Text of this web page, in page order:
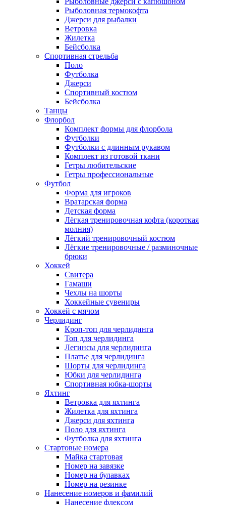
Рыболовная термокофта
Джерси для рыбалки
Ветровка
Жилетка
Бейсболка
Спортивная стрельба
Поло
Футболка
Джерси
Спортивный костюм
Бейсболка
Танцы
Флорбол
Комплект формы для флорбола
Футболки
Футболки с длинным рукавом
Комплект из готовой ткани
Гетры любительские
Гетры профессиональные
Футбол
Форма для игроков
Вратарская форма
Детская форма
Лёгкая тренировочная кофта (короткая
молния)
Лёгкий тренировочный костюм
Лёгкие тренировочные / разминочные
брюки
Хоккей
Свитера
Гамаши
Чехлы на шорты
Хоккейные сувениры
Хоккей с мячом
Черлидинг
Кроп-топ для черлидинга
Топ для черлидинга
Легинсы для черлидинга
Платье для черлидинга
Шорты для черлидинга
Юбки для черлидинга
Спортивная юбка-шорты
Яхтинг
Ветровка для яхтинга
Жилетка для яхтинга
Джерси для яхтинга
Поло для яхтинга
Футболка для яхтинга
Стартовые номера
Майка стартовая
Номер на завязке
Номер на булавках
Номер на резинке
Нанесение номеров и фамилий
Нанесение флексом